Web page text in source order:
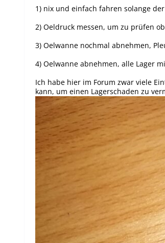
1) nix und einfach fahren solange
2) Oeldruck messen, um zu prüfen
3) Oelwanne nochmal abnehmen,
4) Oelwanne abnehmen, alle Lager
Ich habe hier im Forum zwar viele
kann, um einen Lagerschaden zu